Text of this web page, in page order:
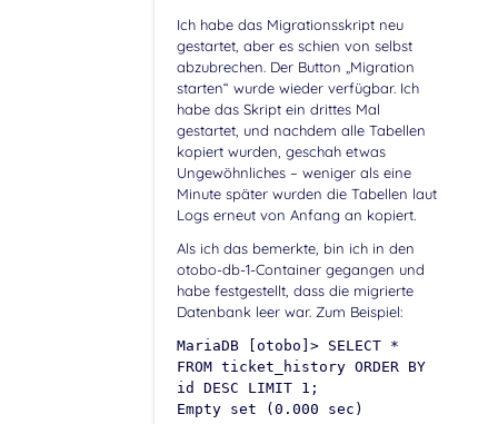
Ich habe das Migrationsskript neu
gestartet, aber es schien von selbst
abzubrechen. Der Button „Migration
starten“ wurde wieder verfügbar. Ich
habe das Skript ein drittes Mal
gestartet, und nachdem alle Tabellen
kopiert wurden, geschah etwas
Ungewöhnliches – weniger als eine
Minute später wurden die Tabellen laut
Logs erneut von Anfang an kopiert.
Als ich das bemerkte, bin ich in den
otobo-db-1-Container gegangen und
habe festgestellt, dass die migrierte
Datenbank leer war. Zum Beispiel:
MariaDB [otobo]> SELECT *
FROM ticket_history ORDER BY
id DESC LIMIT 1;
Empty set (0.000 sec)